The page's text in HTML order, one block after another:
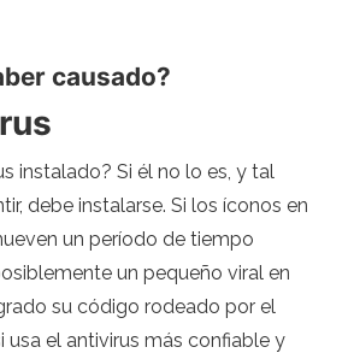
causado?
instalado? Si él no lo es, y tal
debe instalarse. Si los íconos en
un período de tiempo
un pequeño viral en
su código rodeado por el
usa el antivirus más confiable y